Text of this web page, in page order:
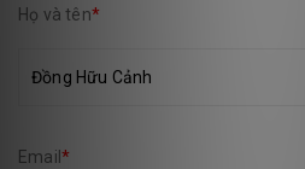
Họ và tên*
Email *